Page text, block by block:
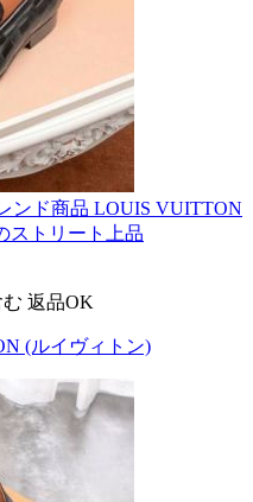
ンド商品 LOUIS VUITTON
ストリート上品
返品OK
(ルイヴィトン)